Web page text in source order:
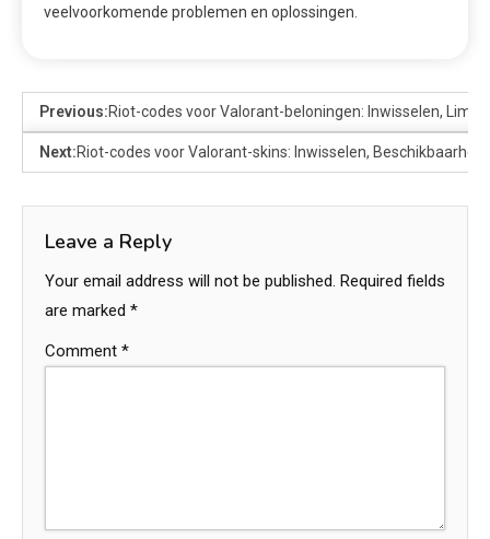
veelvoorkomende problemen en oplossingen.
Previous:Riot-codes voor Valorant-beloningen: Inwisselen,
Next:Riot-codes voor Valorant-skins: Inwisselen,
Leave a Reply
Your email address will not be published. Required fields
are marked *
Comment *